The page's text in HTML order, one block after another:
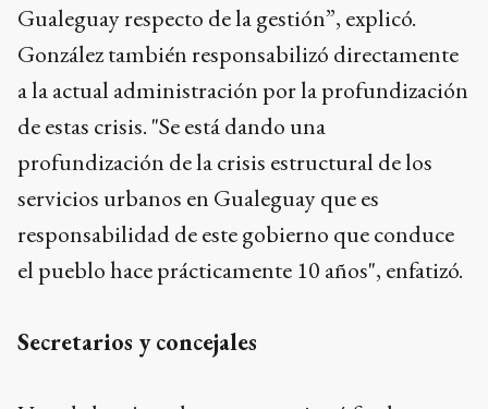
Gualeguay respecto de la gestión”, explicó.
González también responsabilizó directamente
a la actual administración por la profundización
de estas crisis. "Se está dando una
profundización de la crisis estructural de los
servicios urbanos en Gualeguay que es
responsabilidad de este gobierno que conduce
el pueblo hace prácticamente 10 años", enfatizó.
Secretarios y concejales